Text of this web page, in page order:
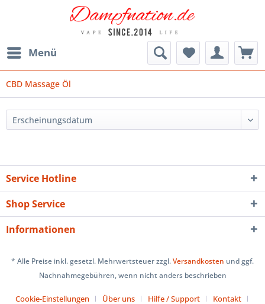
Menü
CBD Massage Öl
Service Hotline
Shop Service
Informationen
* Alle Preise inkl. gesetzl. Mehrwertsteuer zzgl.Versandkosten und ggf.
Nachnahmegebühren, wenn nicht anders beschrieben
Cookie-Einstellungen Über uns Hilfe / Support
Kontakt